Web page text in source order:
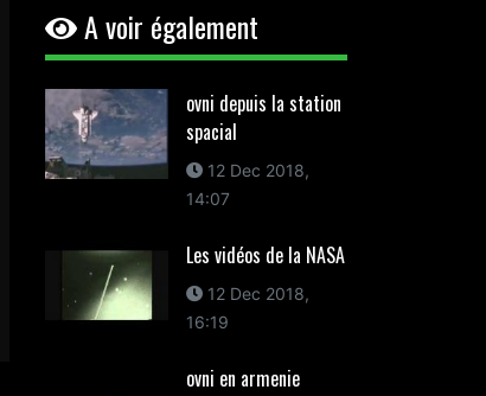
A voir également
ovni depuis la station
spacial
12 Dec 2018,
14:07
Les vidéos de la NASA
12 Dec 2018,
16:19
ovni en armenie